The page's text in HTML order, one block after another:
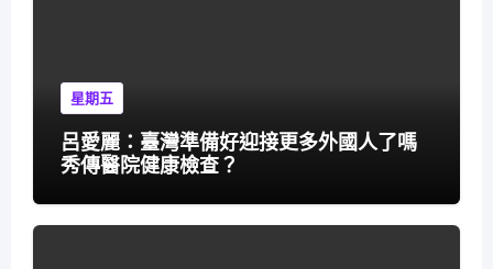
星期五
呂愛麗：臺灣準備好迎接更多外國人了嗎
秀傳醫院健康檢查？